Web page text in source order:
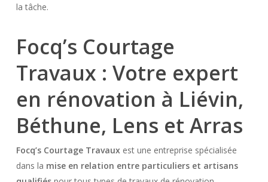
la tâche.
Focq’s Courtage
Travaux : Votre expert
en rénovation à Liévin,
Béthune, Lens et Arras
Focq’s Courtage Travaux est une entreprise spécialisée
dans la mise en relation entre particuliers et artisans